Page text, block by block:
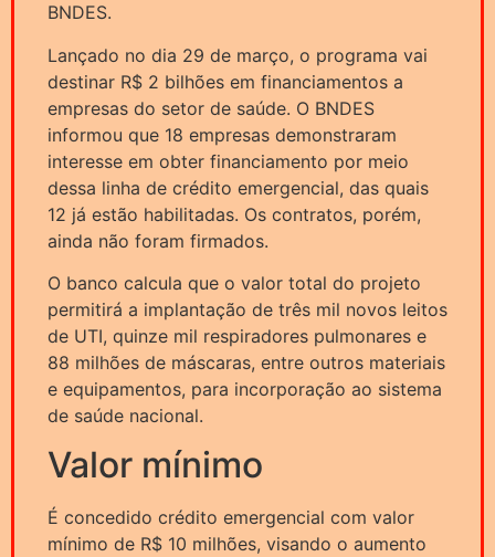
BNDES.
Lançado no dia 29 de março, o programa vai
destinar R$ 2 bilhões em financiamentos a
empresas do setor de saúde. O BNDES
informou que 18 empresas demonstraram
interesse em obter financiamento por meio
dessa linha de crédito emergencial, das quais
12 já estão habilitadas. Os contratos, porém,
ainda não foram firmados.
O banco calcula que o valor total do projeto
permitirá a implantação de três mil novos leitos
de UTI, quinze mil respiradores pulmonares e
88 milhões de máscaras, entre outros materiais
e equipamentos, para incorporação ao sistema
de saúde nacional.
Valor mínimo
É concedido crédito emergencial com valor
mínimo de R$ 10 milhões, visando o aumento